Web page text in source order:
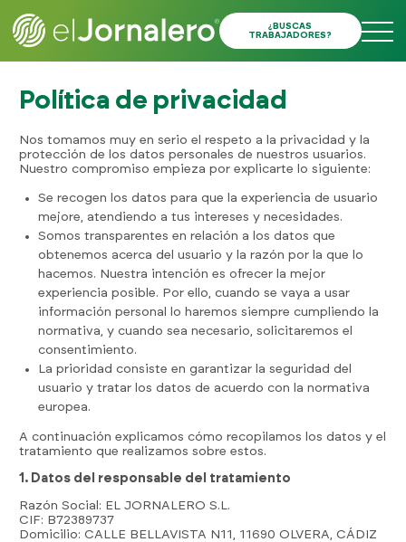
¿BUSCAS
TRABAJADORES?
Política de privacidad
Nos tomamos muy en serio el respeto a la privacidad y la
protección de los datos personales de nuestros usuarios.
Nuestro compromiso empieza por explicarte lo siguiente:
Se recogen los datos para que la experiencia de usuario
mejore, atendiendo a tus intereses y necesidades.
Somos transparentes en relación a los datos que
obtenemos acerca del usuario y la razón por la que lo
hacemos. Nuestra intención es ofrecer la mejor
experiencia posible. Por ello, cuando se vaya a usar
información personal lo haremos siempre cumpliendo la
normativa, y cuando sea necesario, solicitaremos el
consentimiento.
La prioridad consiste en garantizar la seguridad del
usuario y tratar los datos de acuerdo con la normativa
europea.
A continuación explicamos cómo recopilamos los datos y el
tratamiento que realizamos sobre estos.
1. Datos del responsable del tratamiento
Razón Social: EL JORNALERO S.L.
CIF: B72389737
Domicilio: CALLE BELLAVISTA N11, 11690 OLVERA, CÁDIZ